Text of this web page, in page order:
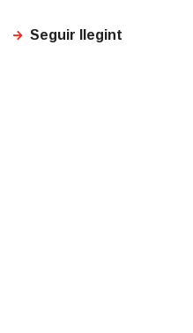
Seguir llegint